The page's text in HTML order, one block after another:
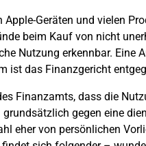
Geräten und vielen
beim Kauf von nicht
Nutzung erkennbar. Eine
ist das Finanzgericht
Finanzamts, dass die
gegen eine
eher von persönlichen